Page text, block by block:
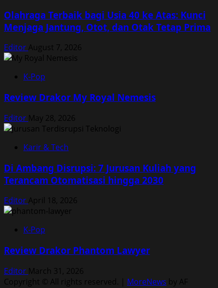
Olahraga Terbaik bagi Usia 40 ke Atas: Kunci
Menjaga Jantung, Otot, dan Otak Tetap Prima
Editor August 7, 2026
K-Pop
Review Drakor My Royal Nemesis
Editor May 28, 2026
Karir & Tech
Di Ambang Disrupsi: 7 Jurusan Kuliah yang
Terancam Otomatisasi hingga 2030
Editor April 18, 2026
K-Pop
Review Drakor Phantom Lawyer
Editor March 31, 2026
Copyright © All rights reserved. | MoreNews by AF